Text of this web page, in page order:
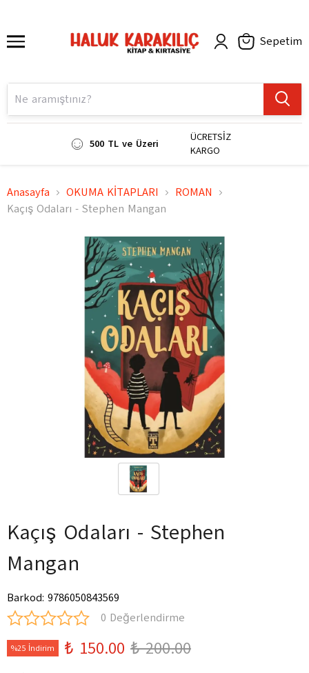
Sepetim
500 TL ve Üzeri
ÜCRETSİZ
KARGO
Anasayfa OKUMA KİTAPLARI
ROMAN
Kaçış Odaları - Stephen Mangan
Kaçış Odaları - Stephen
Mangan
Barkod: 9786050843569
0 Değerlendirme
%25 İndirim ₺ 150.00 ₺ 200.00